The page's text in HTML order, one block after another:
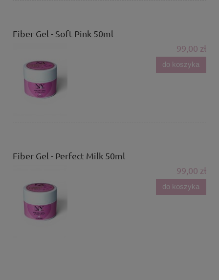
Fiber Gel - Soft Pink 50ml
99,00 zł
do koszyka
Fiber Gel - Perfect Milk 50ml
99,00 zł
do koszyka